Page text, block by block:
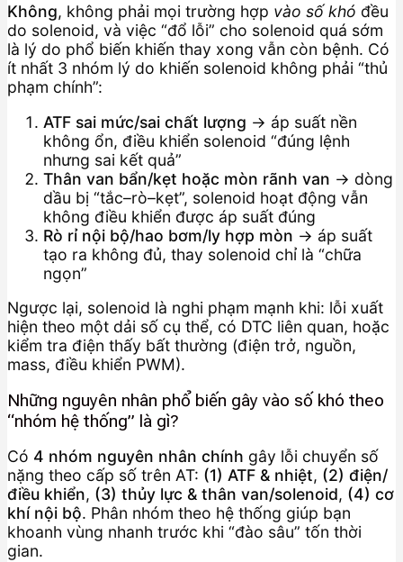
Không, không phải mọi trường hợp vào số khó đều
do solenoid, và việc “đổ lỗi” cho solenoid quá sớm
là lý do phổ biến khiến thay xong vẫn còn bệnh. Có
ít nhất 3 nhóm lý do khiến solenoid không phải “thủ
phạm chính”:
ATF sai mức/sai chất lượng → áp suất nền
không ổn, điều khiển solenoid “đúng lệnh
nhưng sai kết quả”
Thân van bẩn/kẹt hoặc mòn rãnh van → dòng
dầu bị “tắc–rò–kẹt”, solenoid hoạt động vẫn
không điều khiển được áp suất đúng
Rò rỉ nội bộ/hao bơm/ly hợp mòn → áp suất
tạo ra không đủ, thay solenoid chỉ là “chữa
ngọn”
Ngược lại, solenoid là nghi phạm mạnh khi: lỗi xuất
hiện theo một dải số cụ thể, có DTC liên quan, hoặc
kiểm tra điện thấy bất thường (điện trở, nguồn,
mass, điều khiển PWM).
Những nguyên nhân phổ biến gây vào số khó theo
“nhóm hệ thống” là gì?
Có 4 nhóm nguyên nhân chính gây lỗi chuyển số
nặng theo cấp số trên AT: (1) ATF & nhiệt, (2) điện/
điều khiển, (3) thủy lực & thân van/solenoid, (4) cơ
khí nội bộ. Phân nhóm theo hệ thống giúp bạn
khoanh vùng nhanh trước khi “đào sâu” tốn thời
gian.